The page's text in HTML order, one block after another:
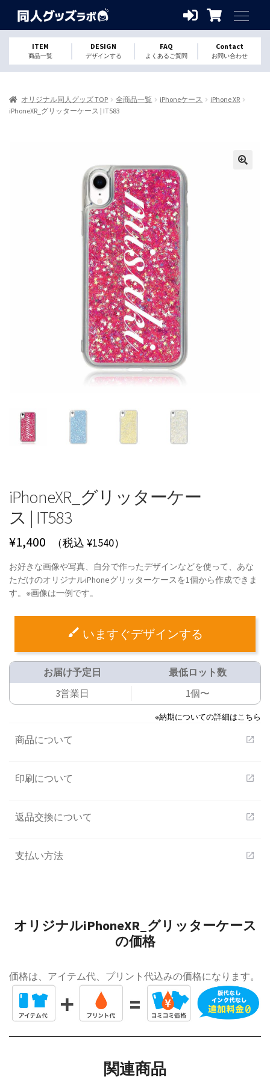
ITEM
商品一覧
DESIGN
デザインする
FAQ
よくあるご質問
Contact
お問い合わせ
オリジナル同人グッズ TOP 全商品一覧 iPhoneケース
iPhone XR
iPhoneXR_グリッターケース | IT583
iPhoneXR_グリッターケー
ス | IT583
¥1,400 （税込 ¥1540）
お好きな画像や写真、自分で作ったデザインなどを使って、あな
ただけのオリジナルiPhoneグリッターケースを1個から作成できま
す。※画像は一例です。
いますぐデザインする
お届け予定日
3営業日
最低ロット数
1個〜
※納期についての詳細はこちら
商品について open_in_new
印刷について open_in_new
返品交換について open_in_new
支払い方法 open_in_new
オリジナルiPhoneXR_グリッターケース
の価格
価格は、アイテム代、プリント代込みの価格になります。
関連商品